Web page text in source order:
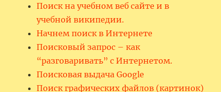
Поиск на учебном веб сайте и в
учебной википедии.
Начнем поиск в Интернете
Поисковый запрос – как
“разговаривать” с Интернетом.
Поисковая выдача Google
Поиск графических файлов (картинок)